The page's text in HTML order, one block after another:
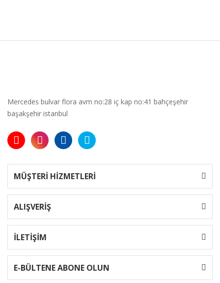
Mercedes bulvar flora avm no:28 iç kap no:41 bahçeşehir
başakşehir istanbul
MÜŞTERİ HİZMETLERİ
ALIŞVERİŞ
İLETİŞİM
E-BÜLTENE ABONE OLUN